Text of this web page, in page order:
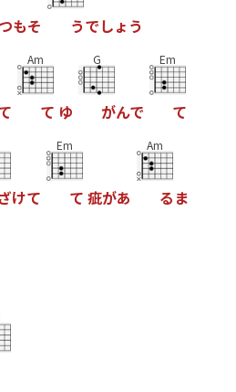
つもそ うでしょ う
Am
て ゆ
G
がんで
Em
て
けて
Em
て 疵があ
Am
る ま